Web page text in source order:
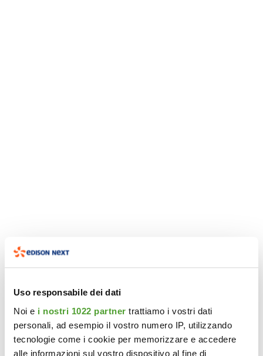
Uso responsabile dei dati
Noi e i nostri 1022 partner trattiamo i vostri dati
personali, ad esempio il vostro numero IP, utilizzando
tecnologie come i cookie per memorizzare e accedere
alle informazioni sul vostro dispositivo al fine di